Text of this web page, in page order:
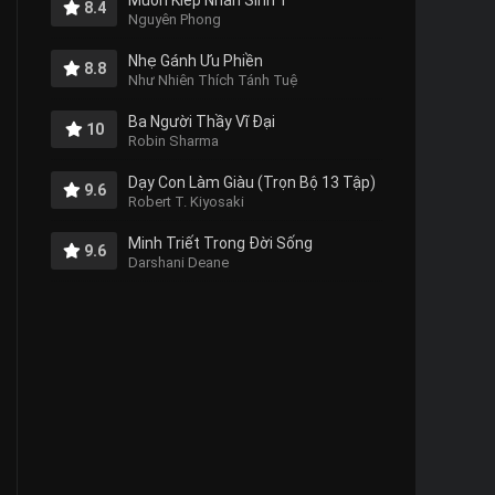
8.4
Nguyên Phong
8.8 Nhẹ Gánh Ưu Phiền
Như Nhiên Thích Tánh Tuệ
10 Ba Người Thầy Vĩ Đại
Robin Sharma
9.6 Dạy Con Làm Giàu (Trọn Bộ 13 Tập)
Robert T. Kiyosaki
9.6 Minh Triết Trong Đời Sống
Darshani Deane